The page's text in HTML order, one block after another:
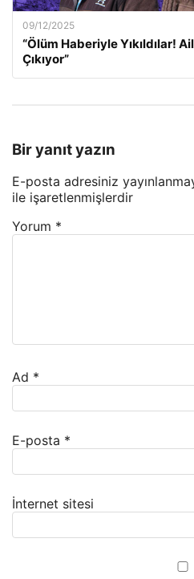
09/12/2025
“Ölüm Haberiyle Yıkıldılar!
Çıkıyor”
Bir yanıt yazın
E-posta adresiniz
ile işaretlenmişlerdir
Yorum *
Ad *
E-posta *
İnternet sitesi